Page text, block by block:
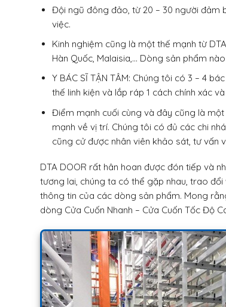
Đội ngũ đông đảo, từ 20 – 30 người đảm
việc.
Kinh nghiệm cũng là một thế mạnh từ
Hàn Quốc, Malaisia,… Dòng sản phẩm
Y BÁC SĨ TẬN TÂM: Chúng tôi có 3 – 4
thế linh kiện và lắp ráp 1 cách chính xác
Điểm mạnh cuối cùng và đây cũng là
mạnh về vị trí. Chúng tôi có đủ các chi
cũng cử được nhân viên khảo sát, tư vấn
DTA DOOR rất hân hoan được đón tiếp và
tương lai, chúng ta có thể gặp nhau, trao
thông tin của các dòng sản phẩm. Mong
dòng Cửa Cuốn Nhanh – Cửa Cuốn Tốc Độ